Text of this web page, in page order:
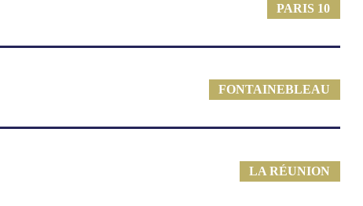
PARIS 10
FONTAINEBLEAU
LA RÉUNION